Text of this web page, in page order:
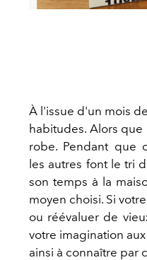
À l'issue d'un mois
habitudes. Alors
robe. Pendant que
les autres font le tri
son temps à la
moyen choisi. Si
ou réévaluer de
votre imagination
ainsi à connaître par